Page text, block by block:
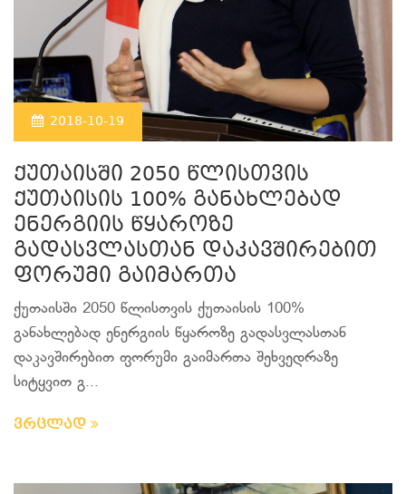
2018-10-19
ქუთაისში 2050 წლისთვის
ქუთაისის 100% განახლებად
ენერგიის წყაროზე
გადასვლასთან დაკავშირებით
ფორუმი გაიმართა
ქუთაისში 2050 წლისთვის ქუთაისის 100%
განახლებად ენერგიის წყაროზე გადასვლასთან
დაკავშირებით ფორუმი გაიმართა შეხვედრაზე
სიტყვით გ...
ვრცლად